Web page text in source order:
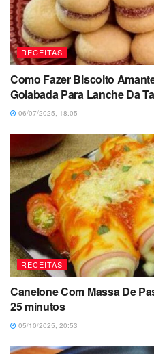
RECEITAS
Como Fazer Biscoito
Goiabada Para Lanche Da
06/07/2025, 18:05
RECEITAS
Canelone Com Massa De
25 minutos
05/10/2025, 20:53